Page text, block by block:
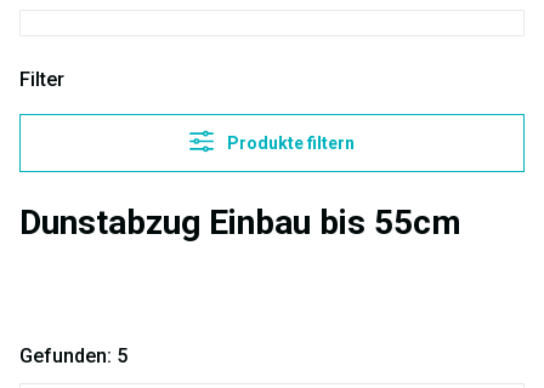
Filter
Produkte filtern
Dunstabzug Einbau bis 55cm
Gefunden: 5